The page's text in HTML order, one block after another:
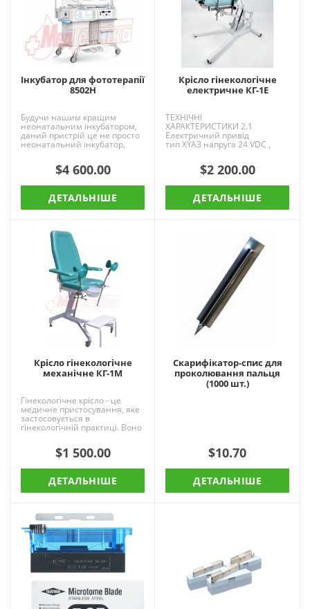
Інкубатор для фототерапії
8502H
Будучи нашим кращим
неонатальним інкубатором,
даний пристрій це не просто
неонатальний інкубатор,
підключений до пристроїв
фототерапії. Складна і про..
$4 600.00
ДЕТАЛЬНІШЕ
Крісло гінекологічне
електричне КГ-1Е
ТЕХНІЧНІ
ХАРАКТЕРИСТИКИ 2.1
Електричний привід
тип XYA3 напруга 24 VDC ,
струм 6 А , максимальне
навантаження 6000Н2.2 Н..
$2 200.00
ДЕТАЛЬНІШЕ
Крісло гінекологічне
механічне КГ-1М
Гінекологічне крісло - це
медичне пристосування, яке
застосовується в
гінекологічній практиці. Воно
багатофункціональним,
зручним і надій..
$1 500.00
ДЕТАЛЬНІШЕ
Cкарифікатор-спис для
проколювання пальця
(1000 шт.)
$10.70
ДЕТАЛЬНІШЕ